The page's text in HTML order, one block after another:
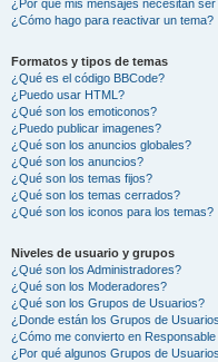
¿Por qué mis mensajes necesitan
¿Cómo hago para reactivar un tema?
Formatos y tipos de temas
¿Qué es el código BBCode?
¿Puedo usar HTML?
¿Qué son los emoticonos?
¿Puedo publicar imagenes?
¿Qué son los anuncios globales?
¿Qué son los anuncios?
¿Qué son los temas fijos?
¿Qué son los temas cerrados?
¿Qué son los iconos para los temas?
Niveles de usuario y grupos
¿Qué son los Administradores?
¿Qué son los Moderadores?
¿Qué son los Grupos de Usuarios?
¿Donde están los Grupos de
¿Cómo me convierto en
¿Por qué algunos Grupos de